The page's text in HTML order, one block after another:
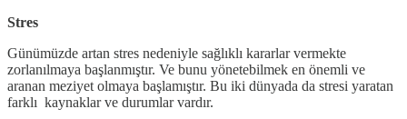
Stres
Günümüzde artan stres nedeniyle sağlıklı kararlar vermekte
zorlanılmaya başlanmıştır. Ve bunu yönetebilmek en önemli ve
aranan meziyet olmaya başlamıştır. Bu iki dünyada da stresi yaratan
farklı kaynaklar ve durumlar vardır.